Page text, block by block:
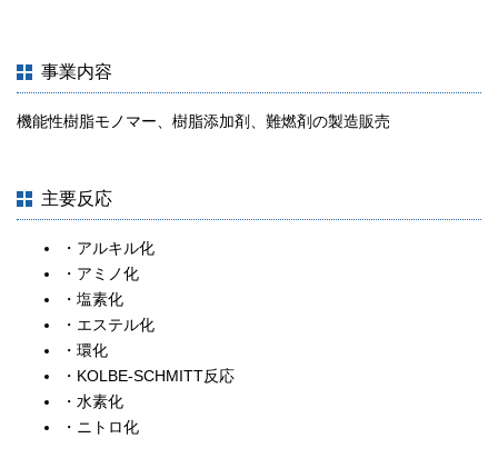
事業内容
機能性樹脂モノマー、樹脂添加剤、難燃剤の製造販売
主要反応
・アルキル化
・アミノ化
・塩素化
・エステル化
・環化
・KOLBE-SCHMITT反応
・水素化
・ニトロ化